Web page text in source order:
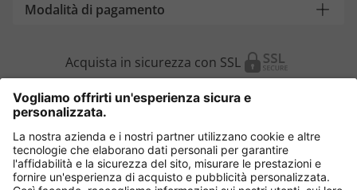
Modalità di pagamento
Acquista in sicurezza con SSL
Cambia Paese
Italia